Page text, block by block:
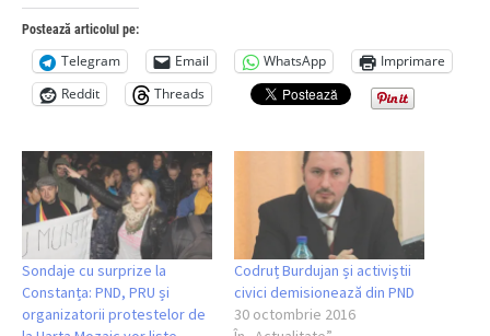
Postează articolul pe:
Telegram Email WhatsApp
Imprimare
Reddit
Threads
Sondaje cu surprize la
Constanța: PND, PRU și
organizatorii protestelor de
Codruț Burdujan și activiștii
civici demisionează din PND
30 octombrie 2016